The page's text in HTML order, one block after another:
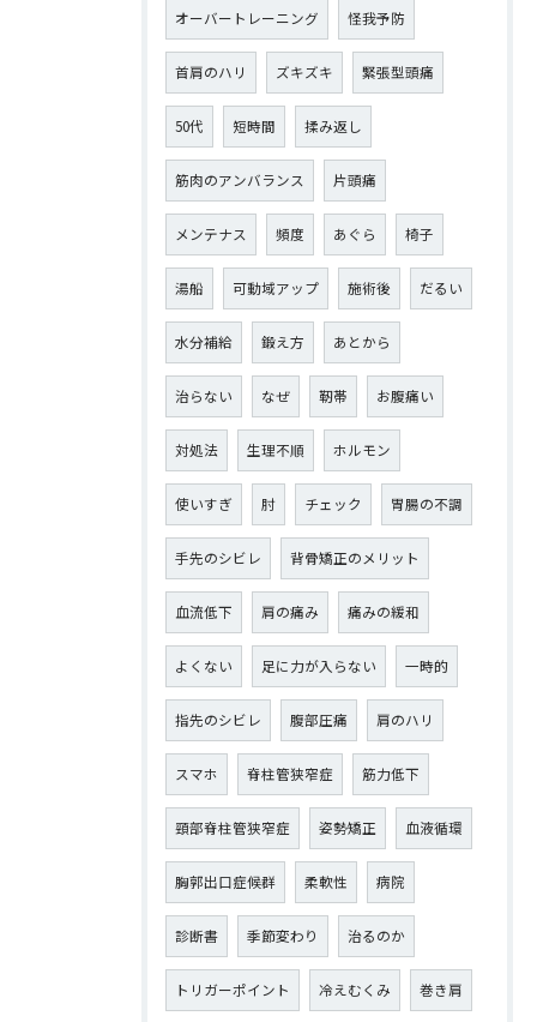
オーバートレーニング 怪我予防
首肩のハリ ズキズキ 緊張型頭痛
50代 短時間 揉み返し
筋肉のアンバランス 片頭痛
メンテナス 頻度 あぐら 椅子
湯船 可動域アップ 施術後 だるい
水分補給 鍛え方 あとから
治らない なぜ 靭帯 お腹痛い
対処法 生理不順 ホルモン
使いすぎ 肘 チェック 胃腸の不調
手先のシビレ 背骨矯正のメリット
血流低下 肩の痛み 痛みの緩和
よくない 足に力が入らない 一時的
指先のシビレ 腹部圧痛 肩のハリ
スマホ 脊柱管狭窄症 筋力低下
頸部脊柱管狭窄症 姿勢矯正 血液循環
胸郭出口症候群 柔軟性 病院
診断書 季節変わり 治るのか
トリガーポイント 冷えむくみ 巻き肩